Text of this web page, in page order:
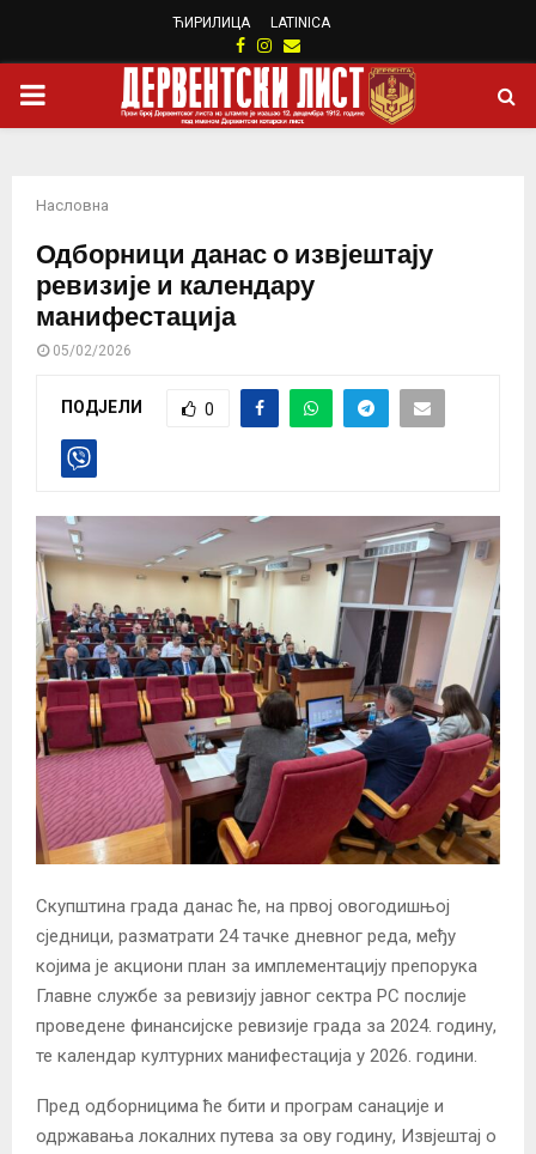
ЋИРИЛИЦА LATINICA
Facebook
Instagram
Email
PRIMARY
Насловна
Одборници данас о извјештају
ревизије и календару
манифестација
05/02/2026
ПОДЈЕЛИ 0
Скупштина града данас ће, на првој овогодишњој
сједници, разматрати 24 тачке дневног реда, међу
којима је акциони план за имплементацију препорука
Главне службе за ревизију јавног сектра РС послије
проведене финансијске ревизије града за 2024. годину,
те календар културних манифестација у 2026. години.
Пред одборницима ће бити и програм санације и
одржавања локалних путева за ову годину, Извјештај о